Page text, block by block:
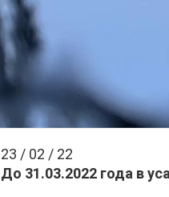
23 / 02 / 22
До 31.03.2022 года в